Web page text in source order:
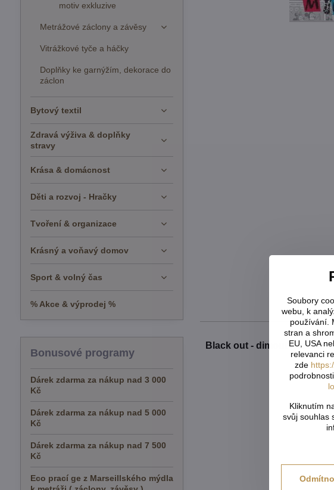
Black out - dimout (
motiv exkluzive
Metrážové záclony a závěsy
Vitrážkové tyče a háčky
Doplňky ke garnýžím, dekorace do
záclon
Bytový textil
Zdravá výživa & doplňky
stravy
Krása & domácnost
Děti a rozvoj - Hračky
Tvoření & organizace
Krásný a voňavý domov
Sport & volný čas
% Akce & výprodej %
Bonusové programy
Dárek zdarma za nákup nad 3 000
Kč
Dárek zdarma za nákup nad 5 000
Kč
Dárek zdarma za nákup nad 7 500
Kč
Eco prací ge z Marseillského mýdla
Soubory
webu, k
používání.
stran a
EU, USA
relevanci
zde
Kliknutím
svůj souhlas